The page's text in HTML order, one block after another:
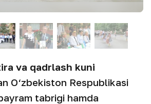
va qadrlash kuni
O‘zbekiston Respublikasi
tabrigi hamda